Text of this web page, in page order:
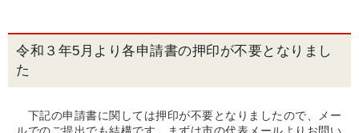
令和３年5月より各申請書の押印が不要となりまし
た
下記の申請書に関しては押印が不要となりましたので、メー